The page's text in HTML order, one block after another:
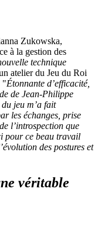
Zukowska,
à la gestion des
technique
atelier du Jeu du Roi
"Étonnante d’efficacité,
de Jean-Philippe
jeu m’a fait
les échanges, prise
l’introspection que
pour ce beau travail
des postures et
véritable